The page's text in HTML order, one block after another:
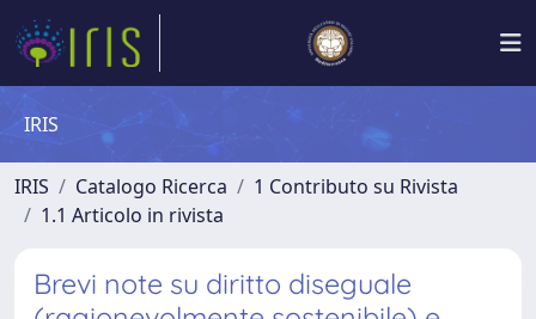
IRIS
IRIS Catalogo Ricerca
1 Contributo su Rivista
1.1 Articolo in rivista
Brevi note su diritto diseguale